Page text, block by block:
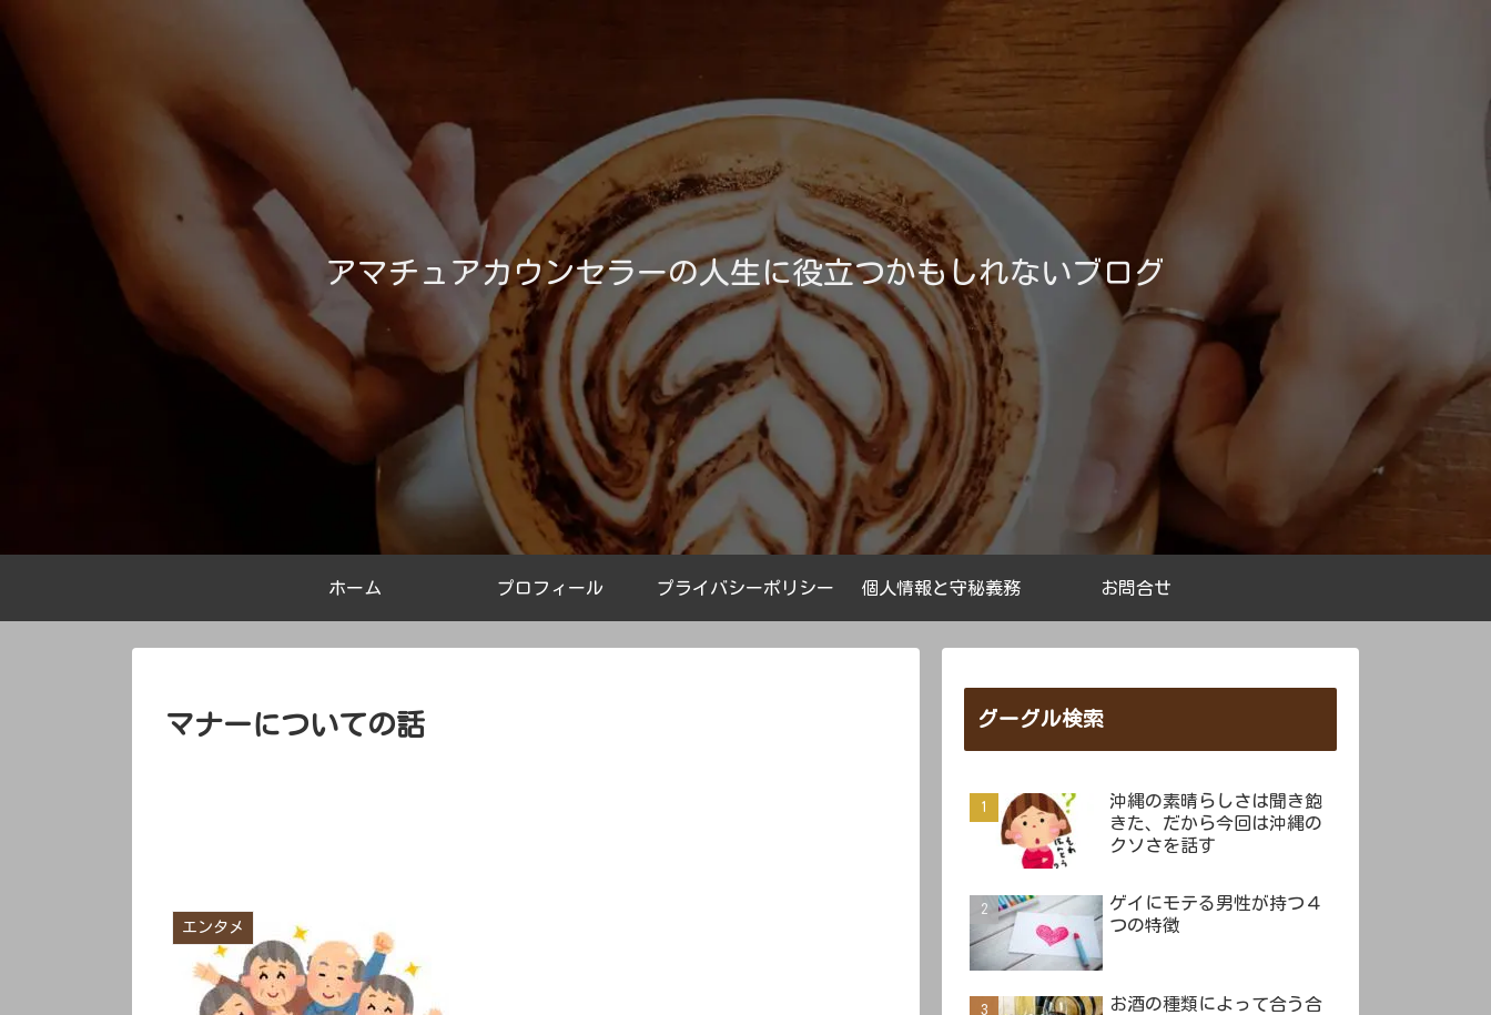
アマチュアカウンセラーの人生に役立つかもしれないブログ
ホーム プロフィール プライバシーポリシー 個人情報と守秘義務 お問合せ
マナーについての話
エンタメ
グーグル検索
沖縄の素晴らしさは聞き飽
きた、だから今回は沖縄の
クソさを話す
ゲイにモテる男性が持つ４
つの特徴
お酒の種類によって合う合